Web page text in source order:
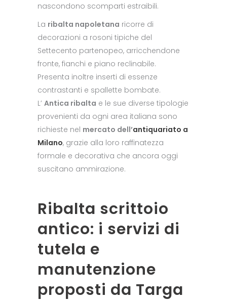
nascondono scomparti estraibili.
La ribalta napoletana ricorre di
decorazioni a rosoni tipiche del
Settecento partenopeo, arricchendone
fronte, fianchi e piano reclinabile.
Presenta inoltre inserti di essenze
contrastanti e spallette bombate.
L’ Antica ribalta e le sue diverse tipologie
provenienti da ogni area italiana sono
richieste nel mercato dell’antiquariato a
Milano, grazie alla loro raffinatezza
formale e decorativa che ancora oggi
suscitano ammirazione.
Ribalta scrittoio
antico: i servizi di
tutela e
manutenzione
proposti da Targa